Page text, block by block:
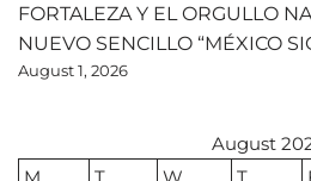
FORTALEZA Y EL ORGULLO
NUEVO SENCILLO “MÉXICO
August 1, 2026
August